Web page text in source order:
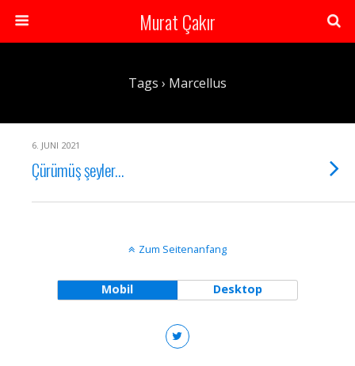
Murat Çakır
Tags › Marcellus
6. JUNI 2021
Çürümüş şeyler…
Zum Seitenanfang
Mobil Desktop